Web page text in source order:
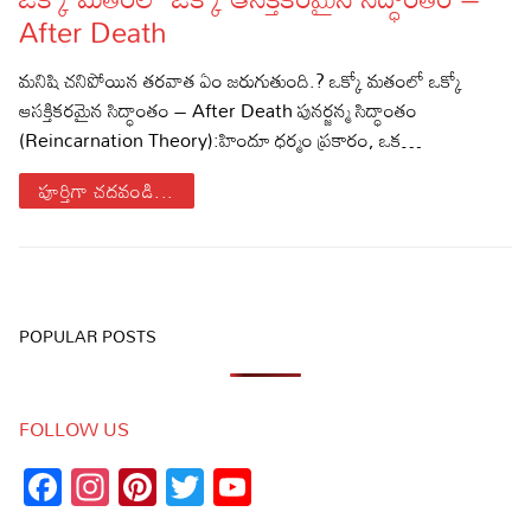
Sports
Poetry
Lyrics
Reviews
Facts
Christianity
Hinduism
Hindi
Lyrics in Hindi – Devotional Songs
Tamil
Gallery*
After Death
మనిషి చనిపోయిన తరవాత ఏం జరుగుతుంది.? ఒక్కో మతంలో ఒక్కో
ఆసక్తికరమైన సిద్ధాంతం – After Death పునర్జన్మ సిద్ధాంతం
(Reincarnation Theory):హిందూ ధర్మం ప్రకారం, ఒక…
పూర్తిగా చదవండి...
POPULAR POSTS
FOLLOW US
Facebook
Instagram
Pinterest
Twitter